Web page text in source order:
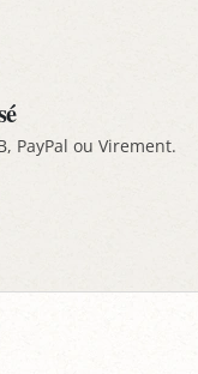
PayPal ou Virement.